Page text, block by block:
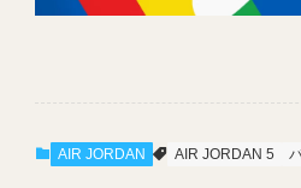
AIR JORDAN AIR JORDAN 5